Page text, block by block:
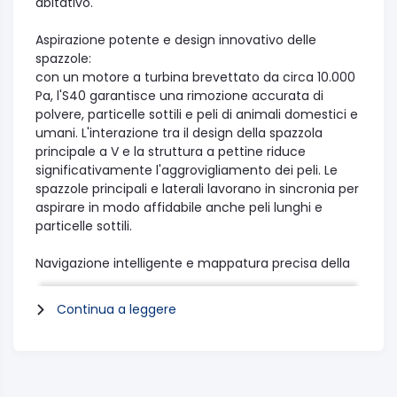
Aspirazione potente e design innovativo delle
spazzole:
con un motore a turbina brevettato da circa 10.000
Pa, l'S40 garantisce una rimozione accurata di
polvere, particelle sottili e peli di animali domestici e
umani. L'interazione tra il design della spazzola
principale a V e la struttura a pettine riduce
significativamente l'aggrovigliamento dei peli. Le
spazzole principali e laterali lavorano in sincronia per
aspirare in modo affidabile anche peli lunghi e
particelle sottili.
Navigazione intelligente e mappatura precisa della
stanza:
la navigazione laser LDS integrata scansiona la
stanza a 360 gradi e crea mappe 3D accurate di più
Continua a leggere